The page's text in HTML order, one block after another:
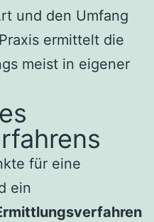
und den Umfang
ermittelt die
meist in eigener
für eine
ein